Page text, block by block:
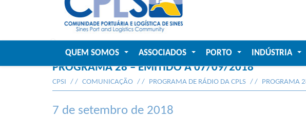
QUEM SOMOS ASSOCIADOS PORTO INDÚSTRIA
PROGRAMA 28 – EMITIDO A 07/09/2018
CPSI COMUNICAÇÃO PROGRAMA DE RÁDIO DA CPLS PROGRAMA
7 de setembro de 2018